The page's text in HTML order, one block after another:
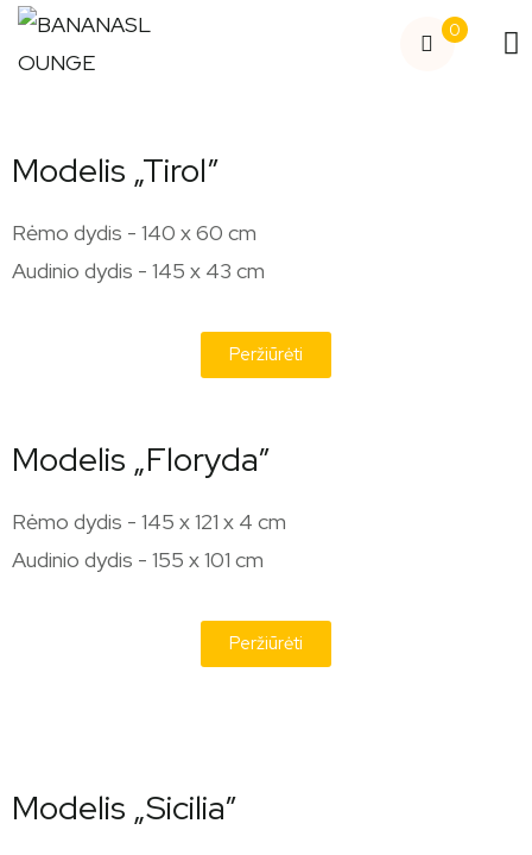
0
Modelis „Tirol”
Rėmo dydis - 140 x 60 cm
Audinio dydis - 145 x 43 cm
Peržiūrėti
Modelis „Floryda”
Rėmo dydis - 145 x 121 x 4 cm
Audinio dydis - 155 x 101 cm
Peržiūrėti
Modelis „Sicilia”